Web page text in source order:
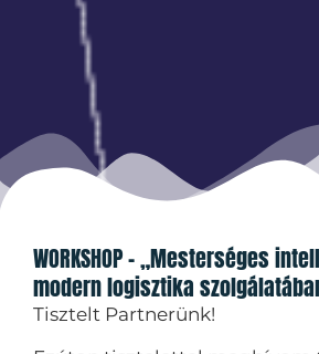
WORKSHOP - „Mesterséges
modern logisztika
Tisztelt Partnerünk!